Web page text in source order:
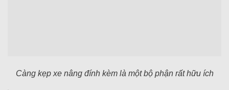
Càng kẹp xe nâng đính kèm là một bộ phận rất hữu ích